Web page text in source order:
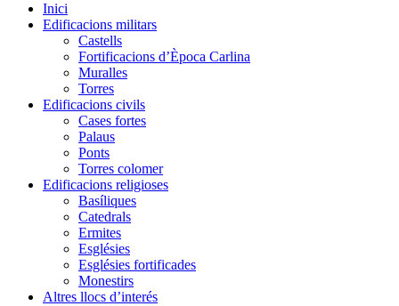
Inici
Edificacions militars
Castells
Fortificacions d’Època Carlina
Muralles
Torres
Edificacions civils
Cases fortes
Palaus
Ponts
Torres colomer
Edificacions religioses
Basíliques
Catedrals
Ermites
Esglésies
Esglésies fortificades
Monestirs
Altres llocs d’interés